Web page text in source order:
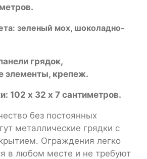
зеленый мох, шоколадно-
грядок,
элементы, крепеж.
102 х 32 х 7 сантиметров.
без постоянных
металлические грядки с
Ограждения легко
в любом месте и не требуют